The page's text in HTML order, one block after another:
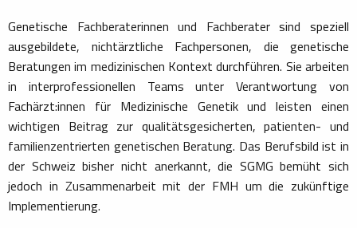
Genetische Fachberaterinnen und Fachberater sind speziell
ausgebildete, nichtärztliche Fachpersonen, die genetische
Beratungen im medizinischen Kontext durchführen. Sie arbeiten
in interprofessionellen Teams unter Verantwortung von
Fachärzt:innen für Medizinische Genetik und leisten einen
wichtigen Beitrag zur qualitätsgesicherten, patienten- und
familienzentrierten genetischen Beratung. Das Berufsbild ist in
der Schweiz bisher nicht anerkannt, die SGMG bemüht sich
jedoch in Zusammenarbeit mit der FMH um die zukünftige
Implementierung.